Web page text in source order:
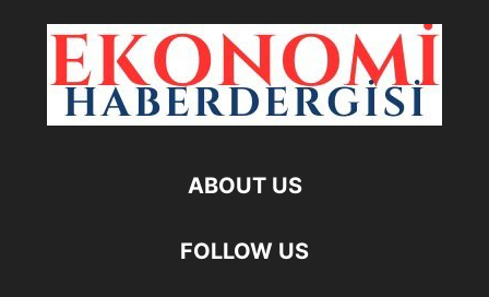
ABOUT US
FOLLOW US